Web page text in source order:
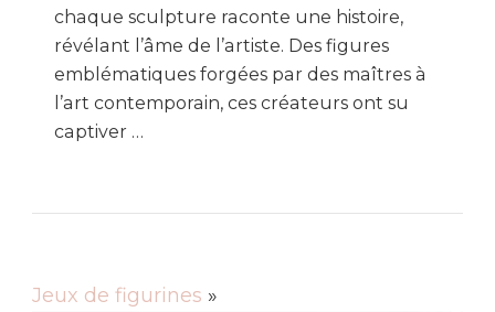
chaque sculpture raconte une histoire,
révélant l’âme de l’artiste. Des figures
emblématiques forgées par des maîtres à
l’art contemporain, ces créateurs ont su
captiver …
Jeux de figurines »